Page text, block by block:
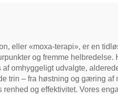
eller «moxa-terapi», er en
og fremme
af omhyggeligt udvalgte,
trin – fra høstning og gæring af
renhed og effektivitet. Vores